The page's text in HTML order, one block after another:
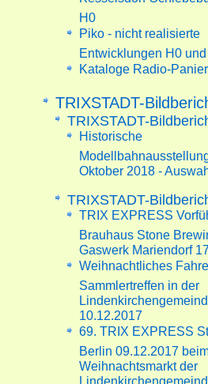
H0
Piko - nicht realisierte
Entwicklungen H0 und
Kataloge Radio-
TRIXSTADT-
TRIXSTADT-
Historische
Oktober 2018 -
TRIXSTADT-
TRIX EXPRESS
Brauhaus Stone
Gaswerk Mariendorf
Weihnachtliches
Sammlertreffen in der
10.12.2017
69. TRIX EXPRESS
Berlin 09.12.2017 beim
Weihnachtsmarkt der